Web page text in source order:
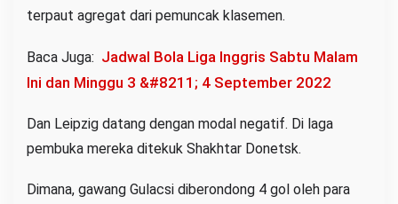
terpaut agregat dari pemuncak klasemen.
Baca Juga: Jadwal Bola Liga Inggris Sabtu Malam
Ini dan Minggu 3 &#8211; 4 September 2022
Dan Leipzig datang dengan modal negatif. Di laga
pembuka mereka ditekuk Shakhtar Donetsk.
Dimana, gawang Gulacsi diberondong 4 gol oleh para